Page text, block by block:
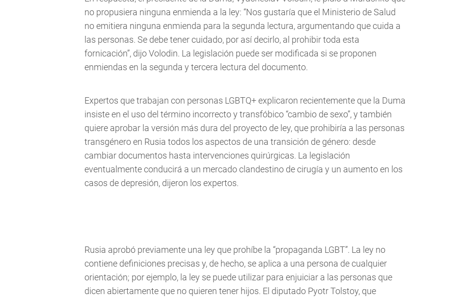
no propusiera ninguna enmienda a la ley: “Nos gustaría que el Ministerio de Salud
no emitiera ninguna enmienda para la segunda lectura, argumentando que cuida a
las personas. Se debe tener cuidado, por así decirlo, al prohibir toda esta
fornicación”, dijo Volodin. La legislación puede ser modificada si se proponen
enmiendas en la segunda y tercera lectura del documento.
Expertos que trabajan con personas LGBTQ+ explicaron recientemente que la Duma
insiste en el uso del término incorrecto y transfóbico “cambio de sexo”, y también
quiere aprobar la versión más dura del proyecto de ley, que prohibiría a las personas
transgénero en Rusia todos los aspectos de una transición de género: desde
cambiar documentos hasta intervenciones quirúrgicas. La legislación
eventualmente conducirá a un mercado clandestino de cirugía y un aumento en los
casos de depresión, dijeron los expertos.
Rusia aprobó previamente una ley que prohíbe la “propaganda LGBT”. La ley no
contiene definiciones precisas y, de hecho, se aplica a una persona de cualquier
orientación; por ejemplo, la ley se puede utilizar para enjuiciar a las personas que
dicen abiertamente que no quieren tener hijos. El diputado Pyotr Tolstoy, que